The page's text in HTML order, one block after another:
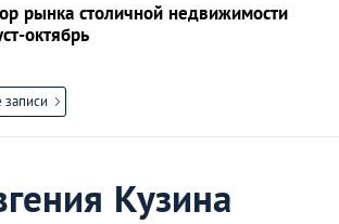
рынка столичной недвижимости
октябрь
записи
Кузина